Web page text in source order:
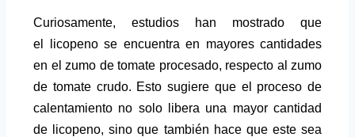
Curiosamente, estudios han mostrado que
el licopeno se encuentra en mayores cantidades
en el zumo de tomate procesado, respecto al zumo
de tomate crudo. Esto sugiere que el proceso de
calentamiento no solo libera una mayor cantidad
de licopeno, sino que también hace que este sea